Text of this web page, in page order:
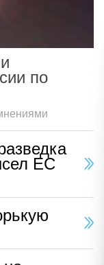
по
ЕС